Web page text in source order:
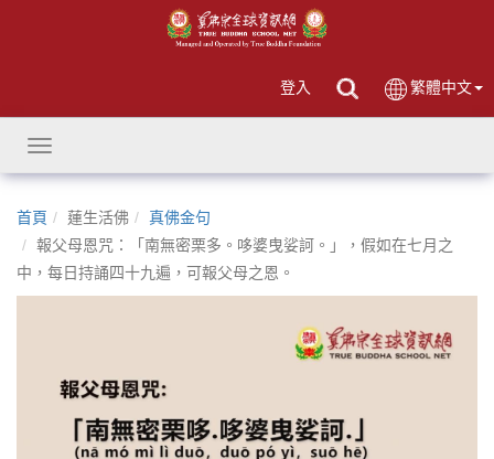
登入 繁體中文
Toggle
navigation
首頁 蓮生活佛
真佛金句
報父母恩咒：「南無密栗多。哆婆曳娑訶。」，假如在七月之
中，每日持誦四十九遍，可報父母之恩。